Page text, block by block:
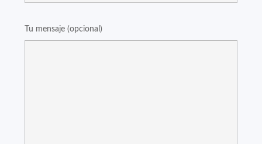
Tu mensaje (opcional)